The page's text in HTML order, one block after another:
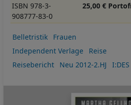
ISBN 978-3-
908777-83-0
25,00 €
Belletristik
Frauen
Independent Verlage
Reise
Reisebericht
Neu 2012-2.HJ I:DES